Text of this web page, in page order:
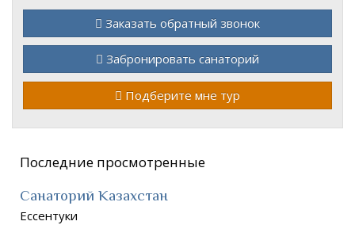
Заказать обратный звонок
Забронировать санаторий
Подберите мне тур
Последние просмотренные
Санаторий Казахстан
Ессентуки